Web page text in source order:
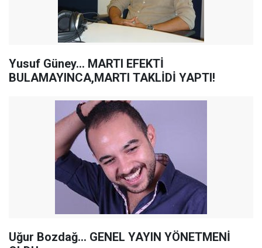
Yusuf Güney... MARTI EFEKTİ
BULAMAYINCA,MARTI TAKLİDİ YAPTI!
Uğur Bozdağ... GENEL YAYIN YÖNETMENİ